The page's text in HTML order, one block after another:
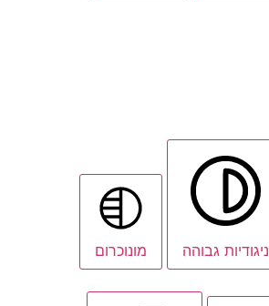
ניגודיות גבוהה
מונוכרום